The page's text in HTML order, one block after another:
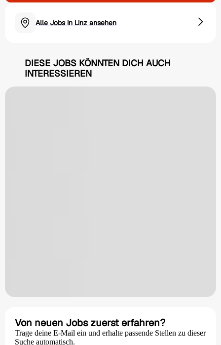
Alle Jobs in Linz ansehen
DIESE JOBS KÖNNTEN DICH AUCH
INTERESSIEREN
Von neuen Jobs zuerst erfahren?
Trage deine E-Mail ein und erhalte passende Stellen zu dieser
Suche automatisch.